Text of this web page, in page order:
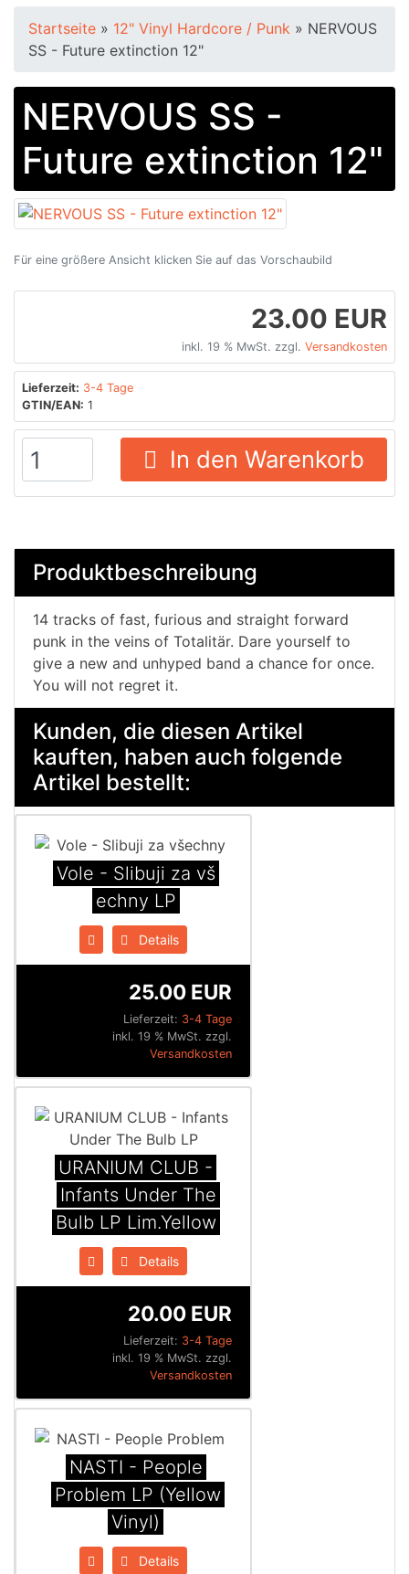
Startseite » 12" Vinyl Hardcore / Punk » NERVOUS
SS - Future extinction 12"
NERVOUS SS -
Future extinction 12"
Für eine größere Ansicht klicken Sie auf das Vorschaubild
23.00 EUR
inkl. 19 % MwSt. zzgl. Versandkosten
Lieferzeit: 3-4 Tage
GTIN/EAN: 1
In den Warenkorb
Produktbeschreibung
14 tracks of fast, furious and straight forward
punk in the veins of Totalitär. Dare yourself to
give a new and unhyped band a chance for once.
You will not regret it.
Kunden, die diesen Artikel
kauften, haben auch folgende
Artikel bestellt:
Vole - Slibuji za v​š​
echny LP
Details
Lieferzeit: 3-4 Tage
25.00 EUR
inkl. 19 % MwSt. zzgl.
Versandkosten
URANIUM CLUB -
Infants Under The
Bulb LP Lim.Yellow
Details
Lieferzeit: 3-4 Tage
20.00 EUR
inkl. 19 % MwSt. zzgl.
Versandkosten
NASTI - People
Problem LP (Yellow
Vinyl)
Details